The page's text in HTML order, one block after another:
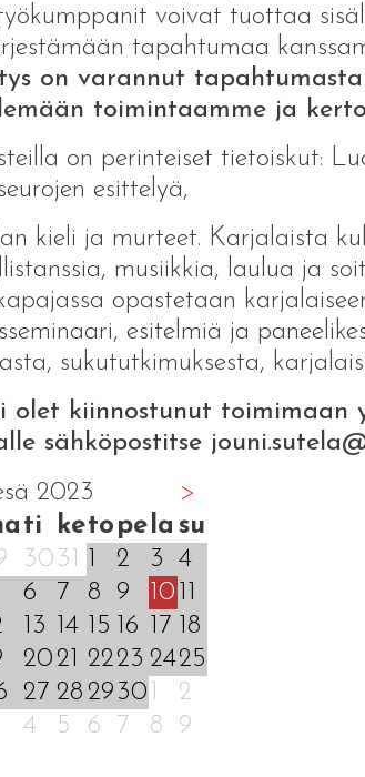
voivat tuottaa
tapahtumaa
on varannut
toimintaamme ja
on perinteiset tietoiskut:
esittelyä,
kieli ja murteet. Karjalaista
musiikkia, laulua ja
opastetaan
esitelmiä ja
sukututkimuksesta,
olet kiinnostunut toimimaan
sähköpostitse
2023
>
ti keto pe la su
30 31 2 3
4
6 7 8 9 10
13 14 15 16 17
18
2021 2223 2425
27 28 29 30
2
4 5 6 7 8 9